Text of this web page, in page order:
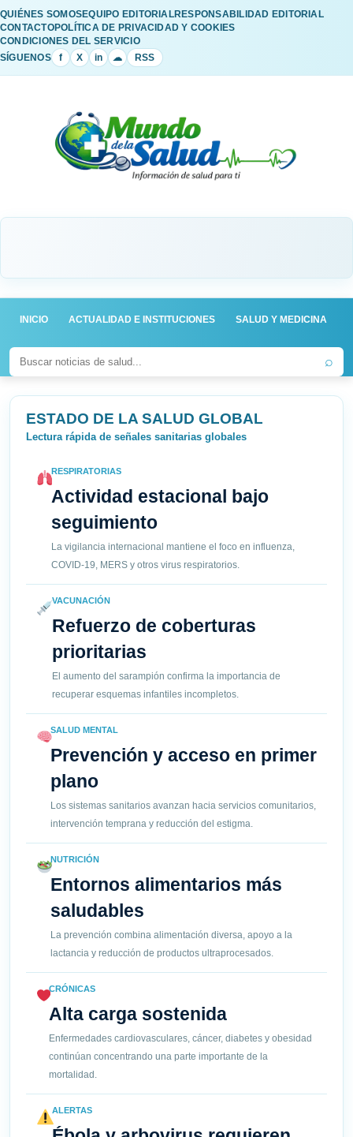
QUIÉNES SOMOSEQUIPO EDITORIALRESPONSABILIDAD EDITORIAL
CONTACTOPOLÍTICA DE PRIVACIDAD Y COOKIES
CONDICIONES DEL SERVICIO
SÍGUENOS
f X in ☁ RSS
INICIO ACTUALIDAD E INSTITUCIONES SALUD Y MEDICINA
⌕
ESTADO DE LA SALUD GLOBAL
Lectura rápida de señales sanitarias globales
RESPIRATORIAS
Actividad estacional bajo
seguimiento
La vigilancia internacional mantiene el foco en influenza,
COVID-19, MERS y otros virus respiratorios.
VACUNACIÓN
Refuerzo de coberturas
prioritarias
El aumento del sarampión confirma la importancia de
recuperar esquemas infantiles incompletos.
SALUD MENTAL
Prevención y acceso en primer
plano
Los sistemas sanitarios avanzan hacia servicios comunitarios,
intervención temprana y reducción del estigma.
NUTRICIÓN
Entornos alimentarios más
saludables
La prevención combina alimentación diversa, apoyo a la
lactancia y reducción de productos ultraprocesados.
CRÓNICAS
Alta carga sostenida
Enfermedades cardiovasculares, cáncer, diabetes y obesidad
continúan concentrando una parte importante de la
mortalidad.
ALERTAS